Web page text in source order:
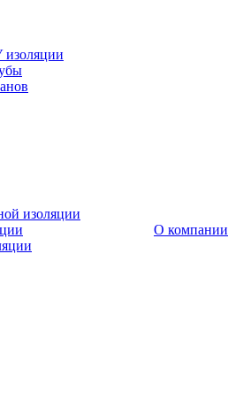
изоляции
О компании